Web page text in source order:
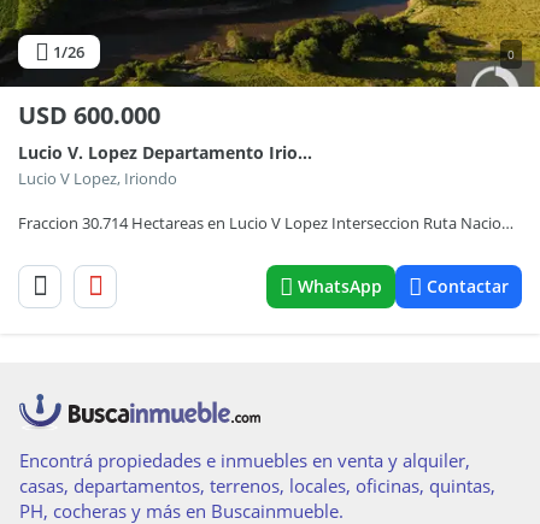
1/26 0
USD 600.000
Lucio V. Lopez Departamento Iriondo
Lucio V Lopez, Iriondo
Fraccion 30.714 Hectareas en Lucio V Lopez Interseccion Ruta Nacional 34 y Ruta Provincial 26
WhatsApp Contactar
Encontrá propiedades e inmuebles en venta y alquiler,
casas, departamentos, terrenos, locales, oficinas, quintas,
PH, cocheras y más en Buscainmueble.